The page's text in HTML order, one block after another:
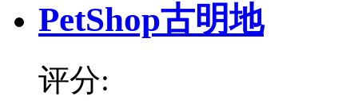
PetShop古明地
评分: